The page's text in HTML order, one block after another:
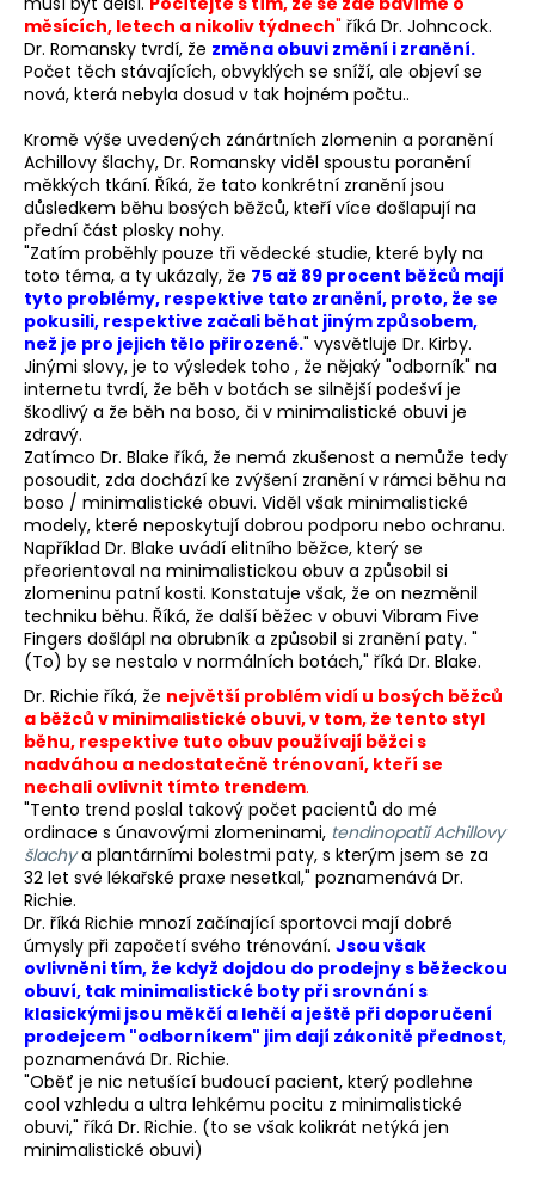
měsících, letech a nikoliv týdnech" říká Dr. Johncock.
Dr. Romansky tvrdí, že změna obuvi změní i zranění.
Počet těch stávajících, obvyklých se sníží, ale objeví se
nová, která nebyla dosud v tak hojném počtu..
Kromě výše uvedených zánártních zlomenin a poranění
Achillovy šlachy, Dr. Romansky viděl spoustu poranění
měkkých tkání. Říká, že tato konkrétní zranění jsou
důsledkem běhu bosých běžců, kteří více došlapují na
přední část plosky nohy.
"Zatím proběhly pouze tři vědecké studie, které byly na
toto téma, a ty ukázaly, že 75 až 89 procent běžců mají
tyto problémy, respektive tato zranění, proto, že se
pokusili, respektive začali běhat jiným způsobem,
než je pro jejich tělo přirozené." vysvětluje Dr. Kirby.
Jinými slovy, je to výsledek toho , že nějaký "odborník" na
internetu tvrdí, že běh v botách se silnější podešví je
škodlivý a že běh na boso, či v minimalistické obuvi je
zdravý.
Zatímco Dr. Blake říká, že nemá zkušenost a nemůže tedy
posoudit, zda dochází ke zvýšení zranění v rámci běhu na
boso / minimalistické obuvi. Viděl však minimalistické
modely, které neposkytují dobrou podporu nebo ochranu.
Například Dr. Blake uvádí elitního běžce, který se
přeorientoval na minimalistickou obuv a způsobil si
zlomeninu patní kosti. Konstatuje však, že on nezměnil
techniku běhu. Říká, že další běžec v obuvi Vibram Five
Fingers došlápl na obrubník a způsobil si zranění paty. "
(To) by se nestalo v normálních botách," říká Dr. Blake.
Dr. Richie říká, že největší problém vidí u bosých běžců
a běžců v minimalistické obuvi, v tom, že tento styl
běhu, respektive tuto obuv používají běžci s
nadváhou a nedostatečně trénovaní, kteří se
nechali ovlivnit tímto trendem.
"Tento trend poslal takový počet pacientů do mé
ordinace s únavovými zlomeninami, tendinopatií Achillovy
šlachya plantárními bolestmi paty, s kterým jsem se za
32 let své lékařské praxe nesetkal," poznamenává Dr.
Richie.
Dr. říká Richie mnozí začínající sportovci mají dobré
úmysly při započetí svého trénování. Jsou však
ovlivněni tím, že když dojdou do prodejny s běžeckou
obuví, tak minimalistické boty při srovnání s
klasickými jsou měkčí a lehčí a ještě při doporučení
prodejcem "odborníkem" jim dají zákonitě přednost,
poznamenává Dr. Richie.
"Oběť je nic netušící budoucí pacient, který podlehne
cool vzhledu a ultra lehkému pocitu z minimalistické
obuvi," říká Dr. Richie. (to se však kolikrát netýká jen
minimalistické obuvi)